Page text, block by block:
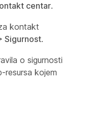
centar.
kontakt
Sigurnost.
o sigurnosti
resursa kojem